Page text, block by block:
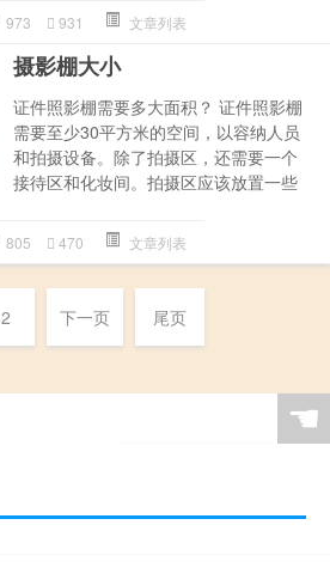
973 931 文章列表
摄影棚大小
证件照影棚需要多大面积？ 证件照影棚
需要至少30平方米的空间，以容纳人员
和拍摄设备。除了拍摄区，还需要一个
接待区和化妆间。拍摄区应该放置一些
805 470 文章列表
2 下一页 尾页
☚